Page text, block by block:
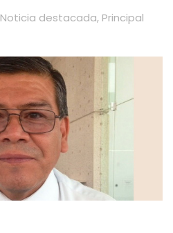
Noticia destacada, Principal